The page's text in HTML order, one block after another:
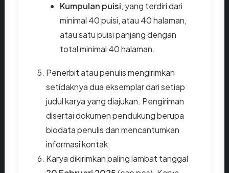
Kumpulan puisi, yang terdiri dari
minimal 40 puisi, atau 40 halaman,
atau satu puisi panjang dengan
total minimal 40 halaman.
Penerbit atau penulis mengirimkan
setidaknya dua eksemplar dari setiap
judul karya yang diajukan. Pengiriman
disertai dokumen pendukung berupa
biodata penulis dan mencantumkan
informasi kontak.
Karya dikirimkan paling lambat tanggal